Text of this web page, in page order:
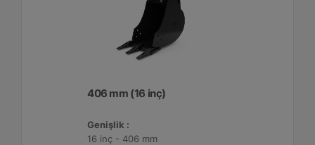
406 mm (16 inç)
Genişlik :
16 inç - 406 mm